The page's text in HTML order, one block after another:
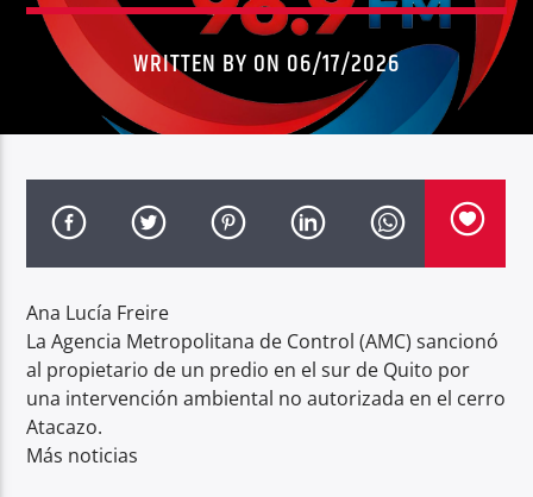
0:00
Radio hola
WRITTEN BY ON 06/17/2026
Ana Lucía Freire
La Agencia Metropolitana de Control (AMC) sancionó
al propietario de un predio en el sur de Quito por
una intervención ambiental no autorizada en el cerro
Atacazo.
Más noticias